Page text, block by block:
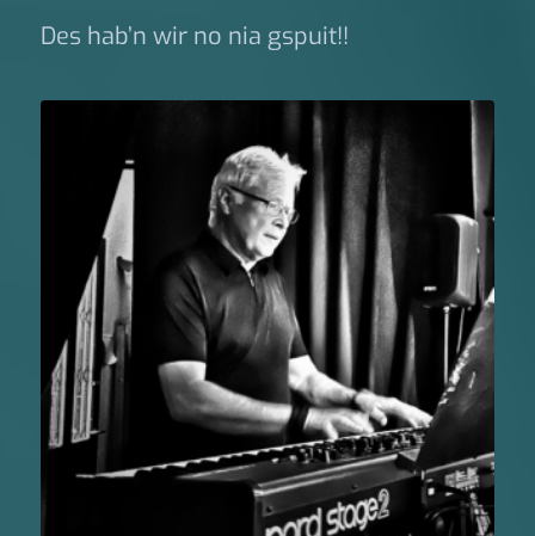
Des hab’n wir no nia gspuit!!